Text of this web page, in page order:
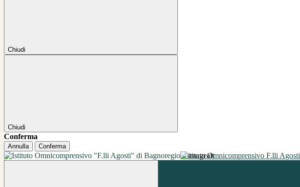
Chiudi
Chiudi
Conferma
Annulla Conferma
Istituto Omnicomprensivo F.lli Agosti